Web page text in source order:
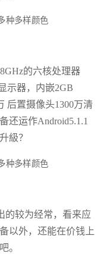
的六核处理器
示器，内嵌2GB
后置摄像头1300万清
还运作Android5.1.1
級？
的较为经常，看来应
以外，还能在价钱上
。